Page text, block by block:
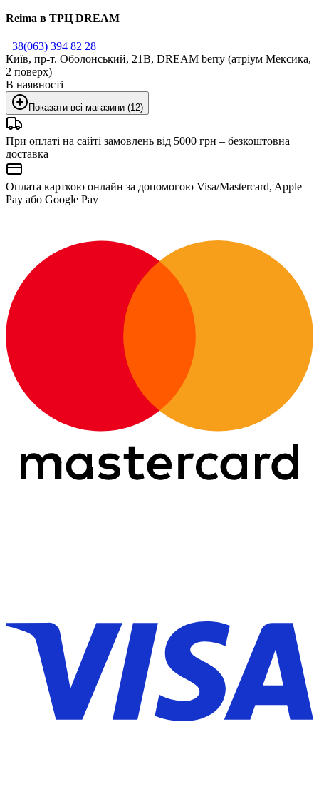
Reima в ТРЦ DREAM
+38(063) 394 82 28
Київ, пр-т. Оболонський, 21В, DREAM berry (атріум Мексика,
2 поверх)
В наявності
Показати всі магазини (12)
При оплаті на сайті замовлень від 5000 грн – безкоштовна
доставка
Оплата карткою онлайн за допомогою Visa/Mastercard, Apple
Pay або Google Pay